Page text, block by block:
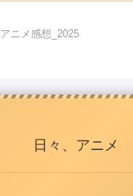
アニメ感想_2025
日々、アニメ